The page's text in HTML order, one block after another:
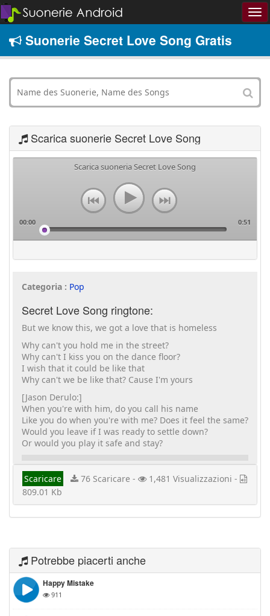
Suonerie Secret Love Song Gratis
Scarica suonerie Secret Love Song
Scarica suoneria Secret Love Song
00:00 0:51
Categoria : Pop
Secret Love Song ringtone:
But we know this, we got a love that is homeless
Why can't you hold me in the street?
Why can't I kiss you on the dance floor?
I wish that it could be like that
Why can't we be like that? Cause I'm yours
[Jason Derulo:]
When you're with him, do you call his name
Like you do when you're with me? Does it feel the same?
Would you leave if I was ready to settle down?
Or would you play it safe and stay?
Scaricare 76 Scaricare -
1,481 Visualizzazioni -
809.01 Kb
Potrebbe piacerti anche
Happy Mistake
911